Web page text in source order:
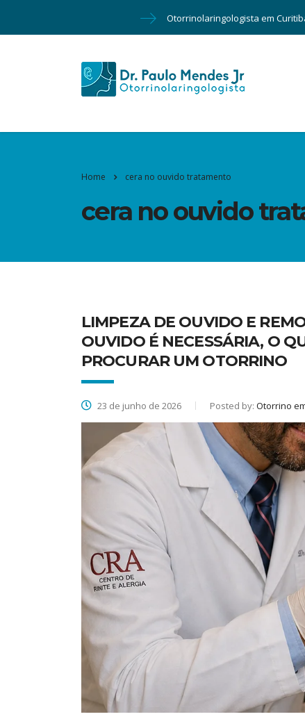
Otorrinolaringologista em
Home cera no ouvido tratamento
cera no ouvido
LIMPEZA DE OUVIDO E
OUVIDO É NECESSÁRIA, O
PROCURAR UM OTORRINO
23 de junho de 2026 Posted by: Otorrino